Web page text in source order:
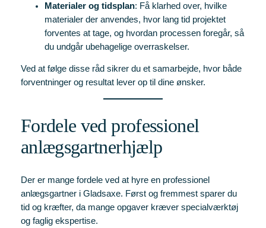
Materialer og tidsplan: Få klarhed over, hvilke
materialer der anvendes, hvor lang tid projektet
forventes at tage, og hvordan processen foregår, så
du undgår ubehagelige overraskelser.
Ved at følge disse råd sikrer du et samarbejde, hvor både
forventninger og resultat lever op til dine ønsker.
Fordele ved professionel
anlægsgartnerhjælp
Der er mange fordele ved at hyre en professionel
anlægsgartner i Gladsaxe. Først og fremmest sparer du
tid og kræfter, da mange opgaver kræver specialværktøj
og faglig ekspertise.